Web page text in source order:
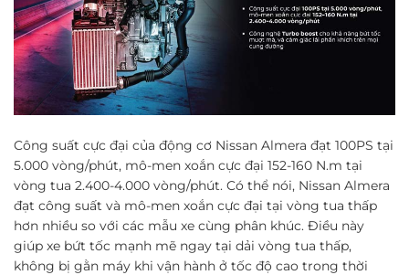
Công suất cực đại của động cơ Nissan Almera đạt 100PS tại
5.000 vòng/phút, mô-men xoắn cực đại 152-160 N.m tại
vòng tua 2.400-4.000 vòng/phút. Có thể nói, Nissan Almera
đạt công suất và mô-men xoắn cực đại tại vòng tua thấp
hơn nhiều so với các mẫu xe cùng phân khúc. Điều này
giúp xe bứt tốc mạnh mẽ ngay tại dải vòng tua thấp,
không bị gằn máy khi vận hành ở tốc độ cao trong thời